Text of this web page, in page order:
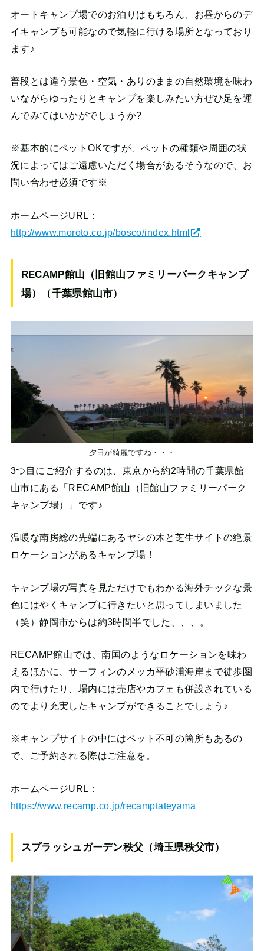
オートキャンプ場でのお泊りはもちろん、お昼からのデ
イキャンプも可能なので気軽に行ける場所となっており
ます♪
普段とは違う景色・空気・ありのままの自然環境を味わ
いながらゆったりとキャンプを楽しみたい方ぜひ足を運
んでみてはいかがでしょうか?
※基本的にペットOKですが、ペットの種類や周囲の状
況によってはご遠慮いただく場合があるそうなので、お
問い合わせ必須です※
ホームページURL：
http://www.moroto.co.jp/bosco/index.html
RECAMP館山（旧館山ファミリーパークキャンプ
場）（千葉県館山市）
夕日が綺麗ですね・・・
3つ目にご紹介するのは、東京から約2時間の千葉県館
山市にある「RECAMP館山（旧館山ファミリーパーク
キャンプ場）」です♪
温暖な南房総の先端にあるヤシの木と芝生サイトの絶景
ロケーションがあるキャンプ場！
キャンプ場の写真を見ただけでもわかる海外チックな景
色にはやくキャンプに行きたいと思ってしまいました
（笑）静岡市からは約3時間半でした、、、。
RECAMP館山では、南国のようなロケーションを味わ
えるほかに、サーフィンのメッカ平砂浦海岸まで徒歩圏
内で行けたり、場内には売店やカフェも併設されている
のでより充実したキャンプができることでしょう♪
※キャンプサイトの中にはペット不可の箇所もあるの
で、ご予約される際はご注意を。
ホームページURL：
https://www.recamp.co.jp/recamptateyama
スプラッシュガーデン秩父（埼玉県秩父市）